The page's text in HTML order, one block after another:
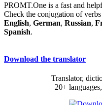
PROMT.One is a fast and
Check the conjugation of
English, German, Russian,
Spanish.
Download the translator
Translator,
20+